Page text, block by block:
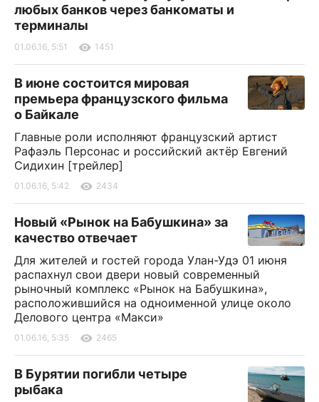
любых банков через банкоматы и
терминалы
01.06.16, 5:51 1451
В июне состоится мировая
премьера французского фильма
о Байкале
Главные роли исполняют французский артист
Рафаэль Персонас и российский актёр Евгений
Сидихин [трейлер]
01.06.16, 5:42 2434
Новый «Рынок на Бабушкина» за
качество отвечает
Для жителей и гостей города Улан-Удэ 01 июня
распахнул свои двери новый современный
рыночный комплекс «Рынок на Бабушкина»,
расположившийся на одноименной улице около
Делового центра «Макси»
01.06.16, 5:35 2465
В Бурятии погибли четыре
рыбака